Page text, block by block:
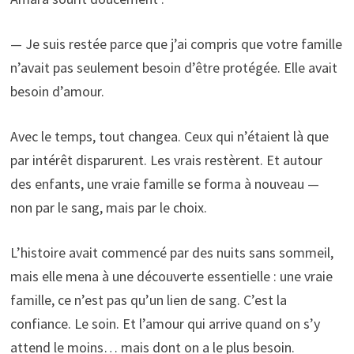
— Je suis restée parce que j’ai compris que votre famille
n’avait pas seulement besoin d’être protégée. Elle avait
besoin d’amour.
Avec le temps, tout changea. Ceux qui n’étaient là que
par intérêt disparurent. Les vrais restèrent. Et autour
des enfants, une vraie famille se forma à nouveau —
non par le sang, mais par le choix.
L’histoire avait commencé par des nuits sans sommeil,
mais elle mena à une découverte essentielle : une vraie
famille, ce n’est pas qu’un lien de sang. C’est la
confiance. Le soin. Et l’amour qui arrive quand on s’y
attend le moins… mais dont on a le plus besoin.